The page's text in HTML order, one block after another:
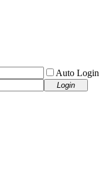
Auto Login
Login